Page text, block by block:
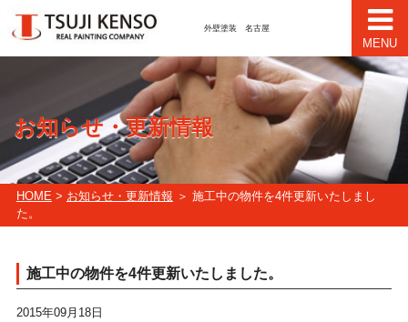
外壁塗装 名古屋
MENU
お知らせ・更新情報
HOME> お知らせ・更新情報 ＞ 施工中の物件を4件更新いたしまし
た。
施工中の物件を4件更新いたしました。
2015年09月18日